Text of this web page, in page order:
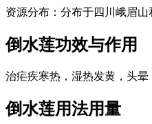
资源分布：分布于四川峨眉山
倒水莲功效与作用
治疟疾寒热，湿热发黄，头晕
倒水莲用法用量